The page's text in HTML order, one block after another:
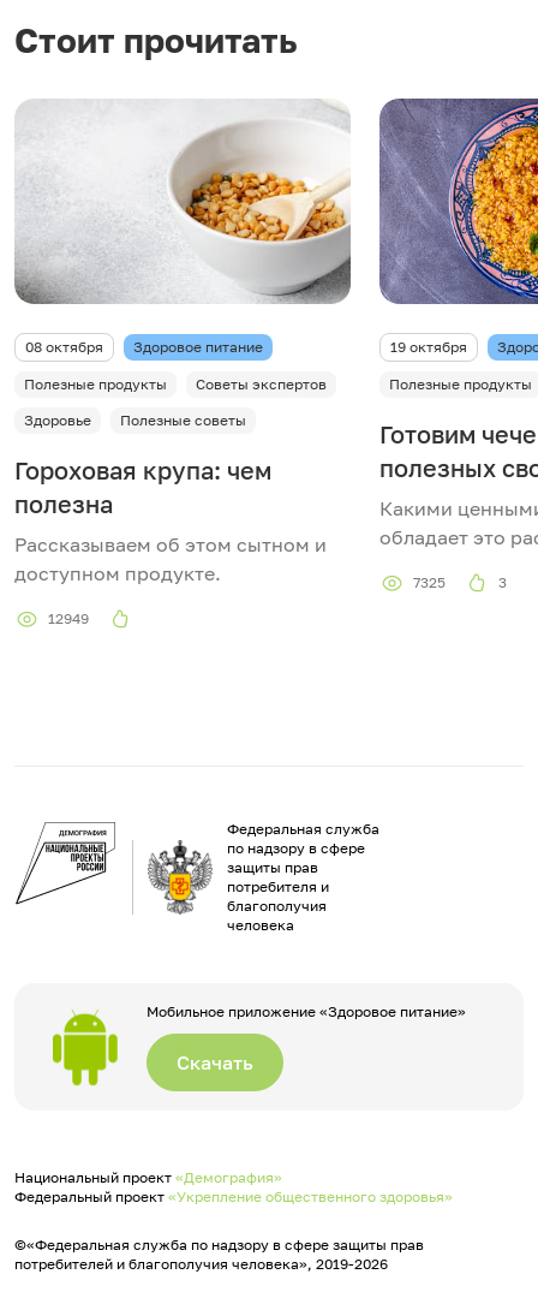
Стоит прочитать
08 октября Здоровое питание
Полезные продукты
Советы экспертов
Здоровье
Полезные советы
Гороховая крупа: чем
полезна
Рассказываем об этом сытном и
доступном продукте.
12949
19 октября
Полезные продукты
Готовим
полезных
Какими
обладает это
7325 3
Федеральная служба
по надзору в сфере
защиты прав
потребителя и
благополучия
человека
Мобильное приложение «Здоровое питание»
Скачать
Национальный проект «Демография»
Федеральный проект «Укрепление общественного здоровья»
©«Федеральная служба по надзору в сфере защиты прав
потребителей и благополучия человека», 2019-2026